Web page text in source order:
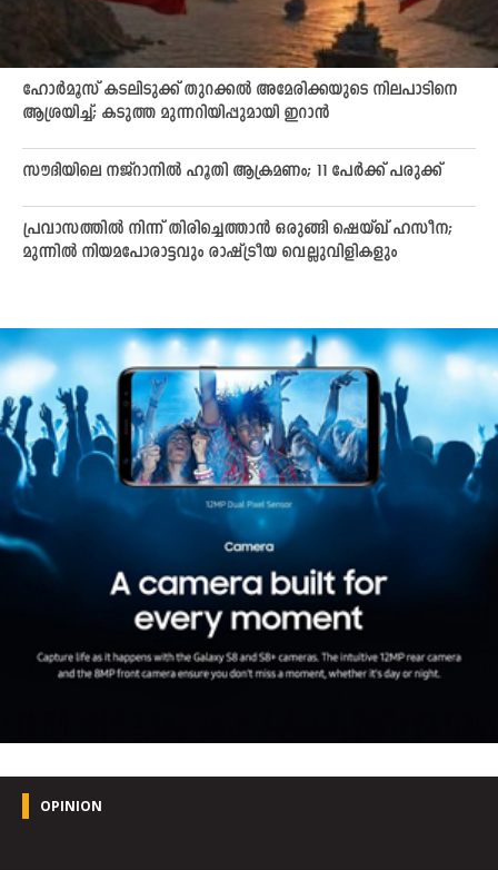
ഹോർമൂസ് കടലിടുക്ക് തുറക്കൽ അമേരിക്കയുടെ നിലപാടിനെ
ആശ്രയിച്ച്; കടുത്ത മുന്നറിയിപ്പുമായി ഇറാൻ
സൗദിയിലെ നജ്‌റാനിൽ ഹൂതി ആക്രമണം; 11 പേർക്ക് പരുക്ക്
പ്രവാസത്തിൽ നിന്ന് തിരിച്ചെത്താൻ ഒരുങ്ങി ഷെയ്ഖ് ഹസീന;
മുന്നിൽ നിയമപോരാട്ടവും രാഷ്ട്രീയ വെല്ലുവിളികളും
OPINION